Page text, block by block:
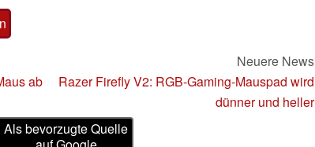
ab
Neuere News
Razer Firefly V2: RGB-Gaming-Mauspad wird
dünner und heller
Als bevorzugte Quelle